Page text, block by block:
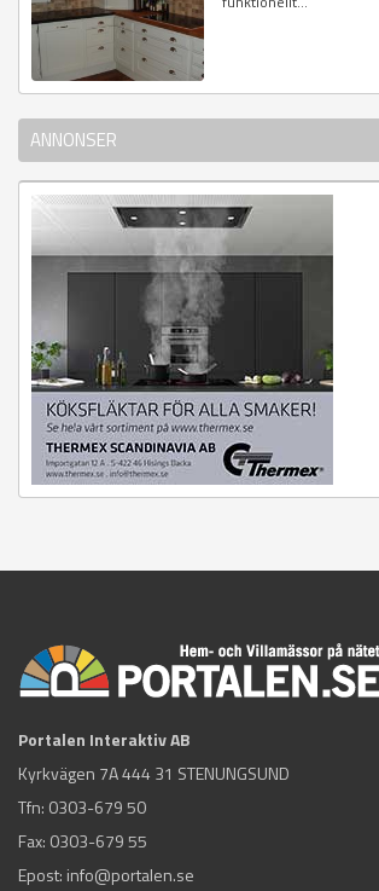
ANNONSER
Portalen Interaktiv AB
Kyrkvägen 7A 444 31 STENUNGSUND
Tfn: 0303-679 50
Fax: 0303-679 55
Epost: info@portalen.se